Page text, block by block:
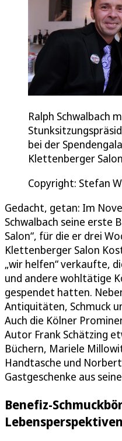
Ralph Schwalbach
bei der
Klettenberger
Copyright: Stefan
Gedacht, getan: Im
Schwalbach seine erste
Salon“, für die er drei
Klettenberger Salon
„wir helfen“ verkaufte,
und andere wohltätige
gespendet hatten.
Antiquitäten, Schmuck
Auch die Kölner
Autor Frank Schätzing
Büchern, Mariele
Handtasche und
Gastgeschenke aus
Benefiz-